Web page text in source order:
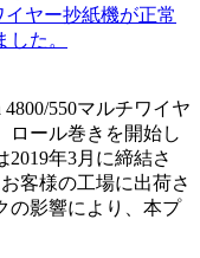
イヤー抄紙機が正常
た。
550マルチワイヤ
ロール巻きを開始し
年3月に締結さ
客様の工場に出荷さ
の影響により、本プ